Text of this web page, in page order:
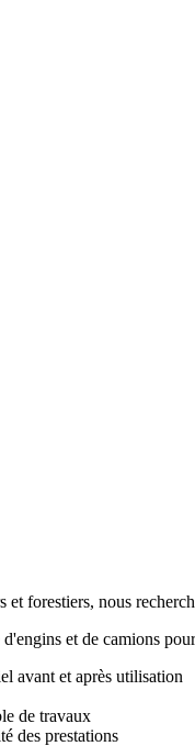
et forestiers, nous
et de camions
avant et après utilisation
de travaux
des prestations